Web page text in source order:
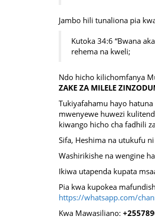
Jambo hili tunaliona pia
Kutoka 34:6 “Bwana
rehema na kweli;
Ndo hicho kilichomfanya
ZAKE ZA MILELE
Tukiyafahamu hayo
mwenyewe huwezi
kiwango hicho cha fadhili
Sifa, Heshima na utukufu
Washirikishe na wengine
Ikiwa utapenda kupata
Pia kwa kupokea
https://whatsapp.com/
Kwa Mawasiliano: